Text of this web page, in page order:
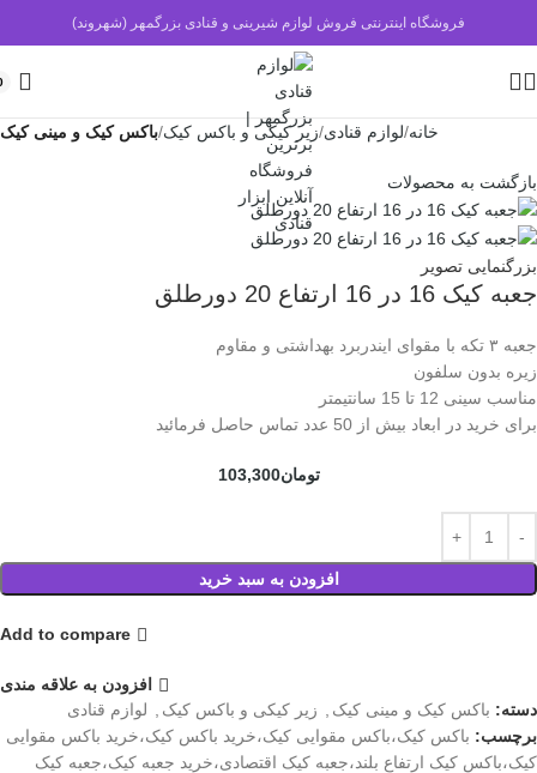
فروشگاه اینترنتی فروش لوازم شیرینی و قنادی بزرگمهر (شهروند)
خانه لوازم قنادی زیر کیکی و باکس کیک باکس کیک و مینی کیک
بازگشت به محصولات
بزرگنمایی تصویر
جعبه کیک 16 در 16 ارتفاع 20 دورطلق
جعبه ۳ تکه با مقوای ایندربرد بهداشتی و مقاوم
زیره بدون سلفون
مناسب سینی 12 تا 15 سانتیمتر
برای خرید در ابعاد بیش از 50 عدد تماس حاصل فرمائید
تومان103,300
افزودن به سبد خرید
Add to compare
افزودن به علاقه مندی
دسته: باکس کیک و مینی کیک زیر کیکی و باکس کیک
لوازم قنادی
برچسب: باکس کیک،باکس مقوایی کیک،خرید باکس کیک،خرید باکس مقوایی
کیک،باکس کیک ارتفاع بلند،جعبه کیک اقتصادی،خرید جعبه کیک،جعبه کیک